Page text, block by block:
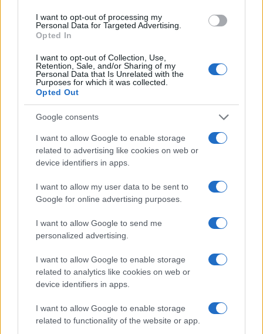
I want to opt-out of processing my
Personal Data for Targeted Advertising.
Opted In
I want to opt-out of Collection, Use,
Retention, Sale, and/or Sharing of my
Personal Data that Is Unrelated with the
Purposes for which it was collected.
Opted Out
Google consents
I want to allow Google to enable storage
related to advertising like cookies on web or
device identifiers in apps.
I want to allow my user data to be sent to
Google for online advertising purposes.
I want to allow Google to send me
personalized advertising.
I want to allow Google to enable storage
related to analytics like cookies on web or
device identifiers in apps.
I want to allow Google to enable storage
related to functionality of the website or app.
ritorno sul palco
Susanna Riva · 6 Ago 2026
NEWS
Valle d’Aosta: polemiche tra sindacato e istituzioni per